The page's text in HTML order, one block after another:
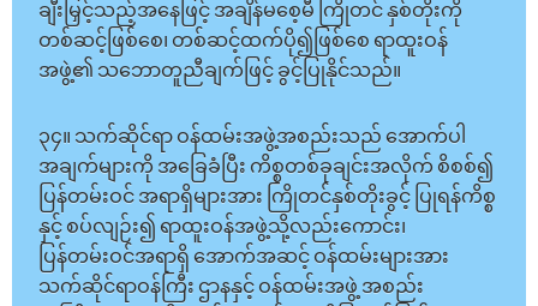
ချီးမြှင့်သည့်အနေဖြင့် အချိန်မစေ့မီ ကြိုတင် နှစ်တိုးကို
တစ်ဆင့်ဖြစ်စေ၊ တစ်ဆင့်ထက်ပို၍ဖြစ်စေ ရာထူးဝန်
အဖွဲ့၏ သဘောတူညီချက်ဖြင့် ခွင့်ပြုနိုင်သည်။
၃၄။ သက်ဆိုင်ရာ ဝန်ထမ်းအဖွဲ့အစည်းသည် အောက်ပါ
အချက်များကို အခြေခံပြီး ကိစ္စတစ်ခုချင်းအလိုက် စိစစ်၍
ပြန်တမ်းဝင် အရာရှိများအား ကြိုတင်နှစ်တိုးခွင့် ပြုရန်ကိစ္စ
နှင့် စပ်လျဉ်း၍ ရာထူးဝန်အဖွဲ့သို့လည်းကောင်း၊
ပြန်တမ်းဝင်အရာရှိ အောက်အဆင့် ဝန်ထမ်းများအား
သက်ဆိုင်ရာဝန်ကြီး ဌာနနှင့် ဝန်ထမ်းအဖွဲ့ အစည်း